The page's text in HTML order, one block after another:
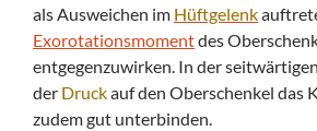
als Ausweichen im Hüftgelenk
Exorotationsmomentdes
entgegenzuwirken. In der
der Druckauf den Oberschenkel das
zudem gut unterbinden.